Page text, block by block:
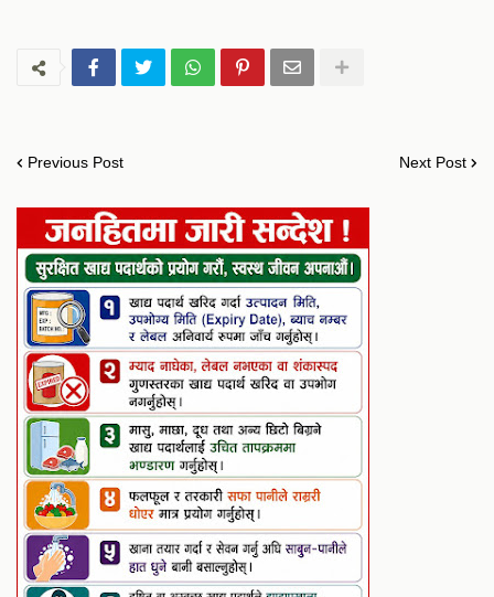
Previous Post Next Post